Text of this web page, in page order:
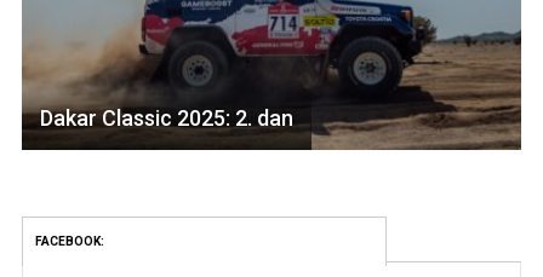
Dakar Classic 2025: 2. dan
FACEBOOK: